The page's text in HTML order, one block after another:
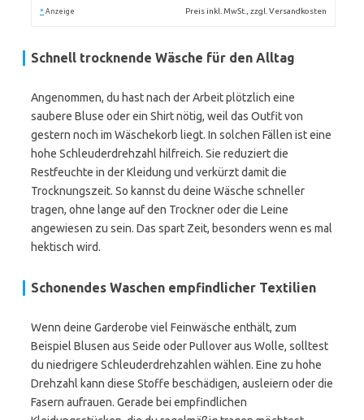
* Anzeige Preis inkl. MwSt., zzgl. Versandkosten
Schnell trocknende Wäsche für den Alltag
Angenommen, du hast nach der Arbeit plötzlich eine
saubere Bluse oder ein Shirt nötig, weil das Outfit von
gestern noch im Wäschekorb liegt. In solchen Fällen ist eine
hohe Schleuderdrehzahl hilfreich. Sie reduziert die
Restfeuchte in der Kleidung und verkürzt damit die
Trocknungszeit. So kannst du deine Wäsche schneller
tragen, ohne lange auf den Trockner oder die Leine
angewiesen zu sein. Das spart Zeit, besonders wenn es mal
hektisch wird.
Schonendes Waschen empfindlicher Textilien
Wenn deine Garderobe viel Feinwäsche enthält, zum
Beispiel Blusen aus Seide oder Pullover aus Wolle, solltest
du niedrigere Schleuderdrehzahlen wählen. Eine zu hohe
Drehzahl kann diese Stoffe beschädigen, ausleiern oder die
Fasern aufrauen. Gerade bei empfindlichen